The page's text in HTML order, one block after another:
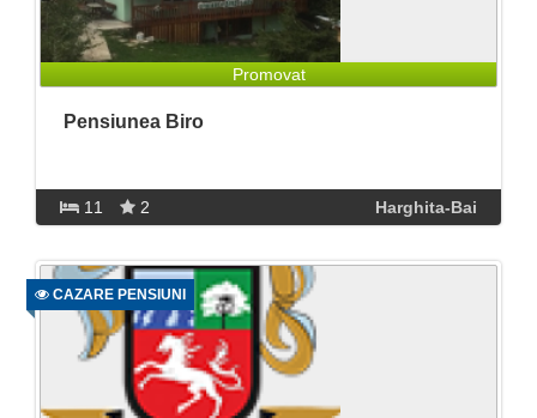
Promovat
Pensiunea Biro
11 2 Harghita-Bai
CAZARE PENSIUNI